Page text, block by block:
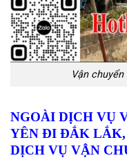
Vận
NGOÀI DỊCH VỤ
YÊN ĐI ĐẮK LẮK,
DỊCH VỤ VẬN